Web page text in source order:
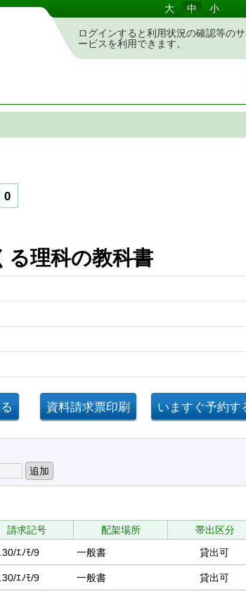
大 中 小
ログインすると利用状況の確認等のサ
ービスを利用できます。
0
くる理科の教科書
請求記号 配架場所 帯出区分
ｴﾉﾓ/9 一般書 貸出可
ｴﾉﾓ/9 一般書 貸出可